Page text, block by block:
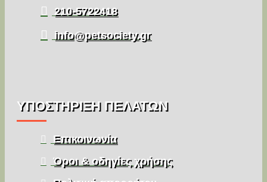
210-5722418
info@petsociety.gr
ΥΠΌΣΤΉΡΙΞΗ ΠΕΛΑΤΏΝ
Επικοινωνία
Όροι & οδηγίες χρήσης